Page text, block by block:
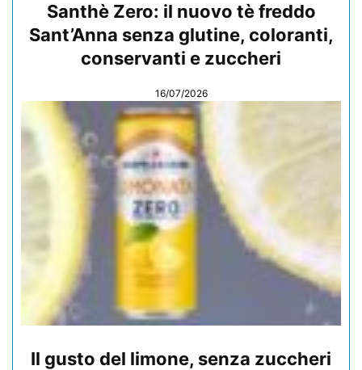
Santhè Zero: il nuovo tè freddo
Sant’Anna senza glutine, coloranti,
conservanti e zuccheri
16/07/2026
Il gusto del limone, senza zuccheri